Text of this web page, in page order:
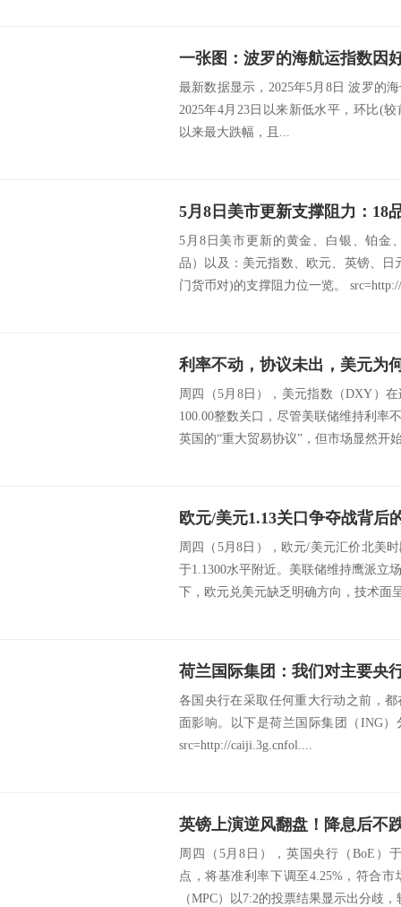
最新数据显示，2025年5月8日 波罗的
2025年4月23日以来新低水平，环比(
以来最大跌幅，且...
5月8日美市更新的黄金、白银、铂金
品）以及：美元指数、欧元、英镑、
门货币对)的支撑阻力位一览。
利率不动，协议未出，美元为
周四（5月8日），美元指数（DXY）
100.00整数关口，尽管美联储维持利率
英国的“重大贸易协议”，但市场显然开
欧元/美元1.13关口争夺战背后
周四（5月8日），欧元/美元汇价北美
于1.1300水平附近。美联储维持鹰派立
下，欧元兑美元缺乏明确方向，技术面
荷兰国际集团：我们对主要央
各国央行在采取任何重大行动之前，
面影响。以下是荷兰国际集团（ING
src=http://caiji.3g.cnfol....
周四（5月8日），英国央行（BoE）
点，将基准利率下调至4.25%，符合
（MPC）以7:2的投票结果显示出分歧，